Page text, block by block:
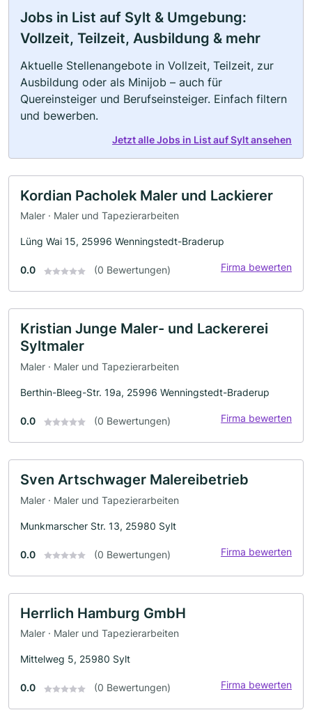
Jobs in List auf Sylt & Umgebung:
Vollzeit, Teilzeit, Ausbildung & mehr
Aktuelle Stellenangebote in Vollzeit, Teilzeit, zur
Ausbildung oder als Minijob – auch für
Quereinsteiger und Berufseinsteiger. Einfach filtern
und bewerben.
Jetzt alle Jobs in List auf Sylt ansehen
Kordian Pacholek Maler und Lackierer
Maler · Maler und Tapezierarbeiten
Lüng Wai 15, 25996 Wenningstedt-Braderup
0.0 (0 Bewertungen) Firma bewerten
Kristian Junge Maler- und Lackererei
Syltmaler
Maler · Maler und Tapezierarbeiten
Berthin-Bleeg-Str. 19a, 25996 Wenningstedt-Braderup
0.0 (0 Bewertungen) Firma bewerten
Sven Artschwager Malereibetrieb
Maler · Maler und Tapezierarbeiten
Munkmarscher Str. 13, 25980 Sylt
0.0 (0 Bewertungen) Firma bewerten
Herrlich Hamburg GmbH
Maler · Maler und Tapezierarbeiten
Mittelweg 5, 25980 Sylt
0.0 (0 Bewertungen) Firma bewerten